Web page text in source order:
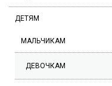
ДЕТЯМ
МАЛЬЧИКАМ
ДЕВОЧКАМ